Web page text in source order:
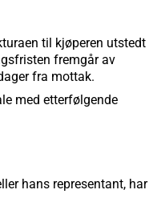
til kjøperen utstedt
fremgår av
fra mottak.
med etterfølgende
hans representant, har